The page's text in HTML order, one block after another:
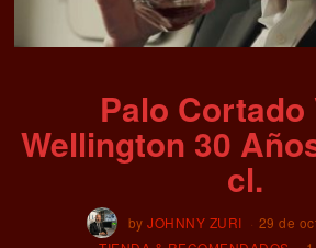
Palo Cortado
Wellington 30
cl.
byJOHNNY ZURI
29 de